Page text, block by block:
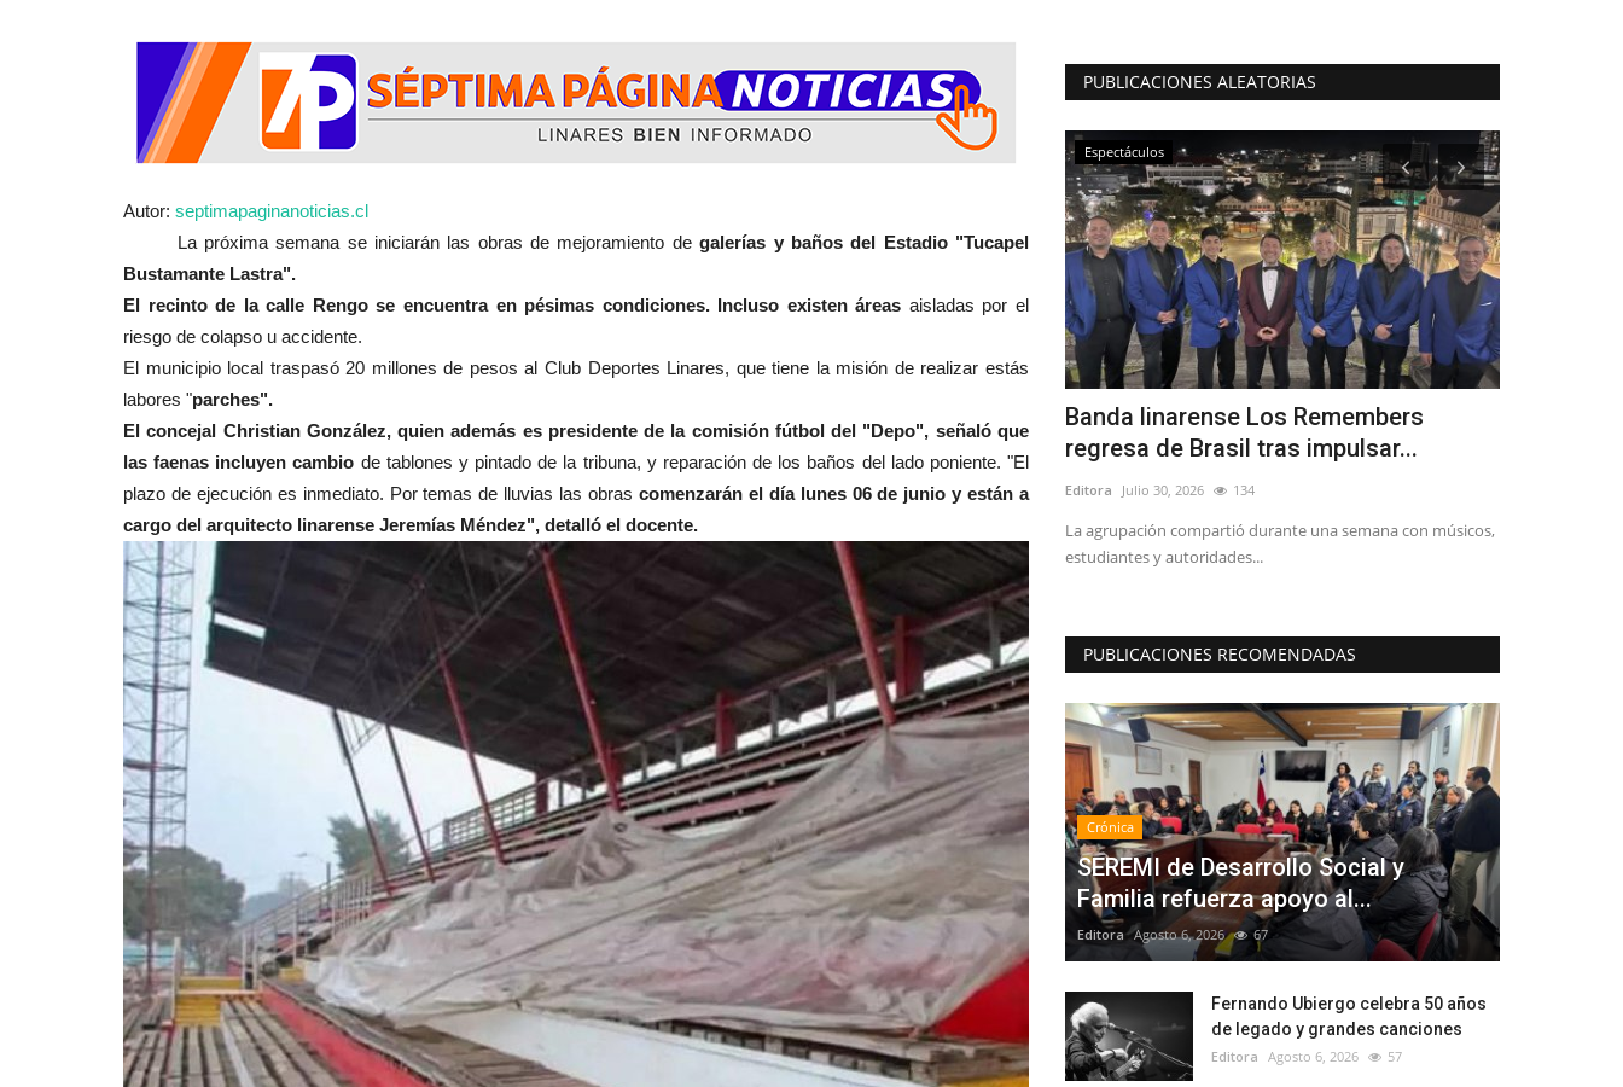
Autor: septimapaginanoticias.cl
La próxima semana se iniciarán las obras de mejoramiento degalerías y baños del Estadio "Tucapel
Bustamante Lastra".
El recinto de la calle Rengo se encuentra en pésimas condiciones. Incluso existen áreas aisladas por el
riesgo de colapso u accidente.
El municipio local traspasó 20 millones de pesos al Club Deportes Linares, que tiene la misión de realizar estás
labores "parches".
El concejal Christian González, quien además es presidente de la comisión fútbol del "Depo", señaló que
las faenas incluyen cambio de tablones y pintado de la tribuna, y reparación de los baños del lado poniente. "El
plazo de ejecución es inmediato. Por temas de lluvias las obras comenzarán el día lunes 06 de junio y están a
cargo del arquitecto linarense Jeremías Méndez", detalló el docente.
PUBLICACIONES ALEATORIAS
Deporte
Abiertas las inscripciones para Vuelta
Ciclista Maule Centro...
Editora Diciembre 19, 2025 779
Considerada la carrera más importante del calendario
nacional rutero, la Vuelta...
Corte de Talca confirma suspensión en
el cargo del concejal...
Editora Julio 24, 2026 593
Lo anterior, en el marco de la condena por injurias y
calumnias tras emitir declaraciones...
Espectáculos
Banda linarense Los Remembers
regresa de Brasil tras impulsar...
Editora Julio 30, 2026 134
La agrupación compartió durante una semana con músicos,
estudiantes y autoridades...
PUBLICACIONES RECOMENDADAS
Crónica
SEREMI de Desarrollo Social y
Familia refuerza apoyo al...
Editora Agosto 6, 2026 67
Fernando Ubiergo celebra 50 años
de legado y grandes canciones
Editora Agosto 6, 2026 57